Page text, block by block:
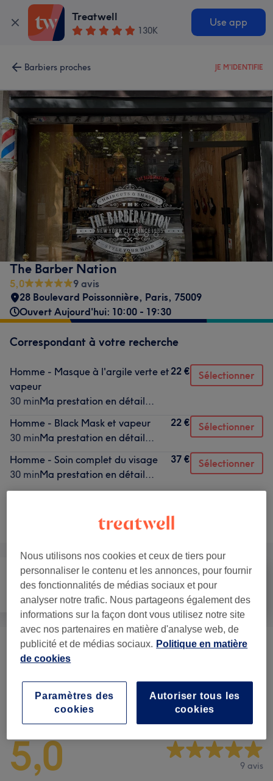
Treatwell
130K
Use app
Barbiers proches JE M'IDENTIFIE
The Barber Nation
5,0
9 avis
28 Boulevard Poissonnière, Paris, 75009
Ouvert Aujourd'hui: 10:00 - 19:30
Correspondant à votre recherche
Homme - Masque à l'argile verte et
vapeur
30 minMa prestation en détail...
22 € Sélectionner
Homme - Black Mask et vapeur
30 minMa prestation en détail...
22 € Sélectionner
Homme - Soin complet du visage
30 minMa prestation en détail...
37 € Sélectionner
Recherchez dans notre liste de prestations
Coiffure Épilation Visage
Soin Du Visage à partir de 22 €
Avis sur l'établissement
5,0 9 avis
Nous utilisons nos cookies et ceux de tiers pour
personnaliser le contenu et les annonces, pour fournir
des fonctionnalités de médias sociaux et pour
analyser notre trafic. Nous partageons également des
informations sur la façon dont vous utilisez notre site
avec nos partenaires en matière d'analyse web, de
publicité et de médias sociaux. Politique en matière
de cookies
Autoriser tous les
cookies
Paramètres des
cookies